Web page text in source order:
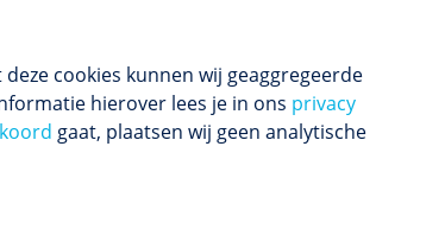
cookies kunnen wij geaggregeerde
hierover lees je in ons privacy
gaat, plaatsen wij geen analytische
aanbod en ons laatste nieuws.
Inschrijven nieuwsbrief